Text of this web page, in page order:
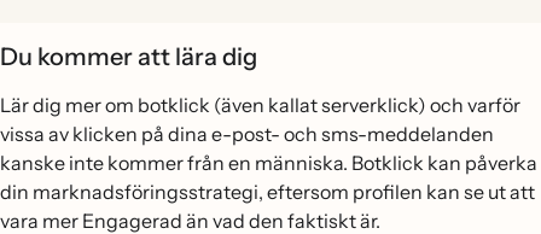
Du kommer att lära dig
Lär dig mer om botklick (även kallat serverklick) och varför
vissa av klicken på dina e-post- och sms-meddelanden
kanske inte kommer från en människa. Botklick kan påverka
din marknadsföringsstrategi, eftersom profilen kan se ut att
vara mer Engagerad än vad den faktiskt är.